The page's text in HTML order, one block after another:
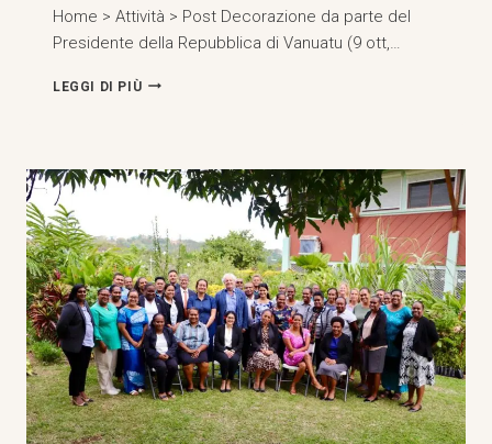
Home > Attività > Post Decorazione da parte del
Presidente della Repubblica di Vanuatu (9 ott,…
LEGGI DI PIÙDECORAZIONE
DELLA
REPUBBLICA
DI
VANUATU
(9
OTTOBRE
2025)